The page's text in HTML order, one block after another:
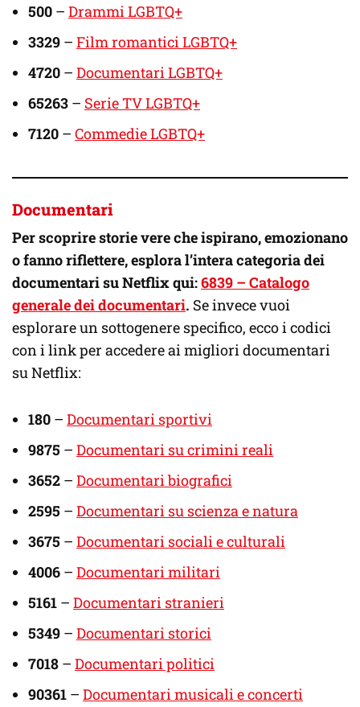
500 – Drammi LGBTQ+
3329 – Film romantici LGBTQ+
4720 – Documentari LGBTQ+
65263 – Serie TV LGBTQ+
7120 – Commedie LGBTQ+
Documentari
Per scoprire storie vere che ispirano, emozionano
o fanno riflettere, esplora l’intera categoria dei
documentari su Netflix qui:6839 – Catalogo
generale dei documentari. Se invece vuoi
esplorare un sottogenere specifico, ecco i codici
con i link per accedere ai migliori documentari
su Netflix:
180 – Documentari sportivi
9875 – Documentari su crimini reali
3652 – Documentari biografici
2595 – Documentari su scienza e natura
3675 – Documentari sociali e culturali
4006 – Documentari militari
5161 – Documentari stranieri
5349 – Documentari storici
7018 – Documentari politici
90361 – Documentari musicali e concerti